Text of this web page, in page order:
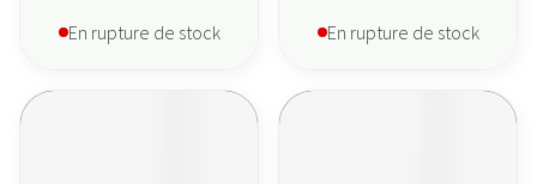
En rupture de stock En rupture de stock